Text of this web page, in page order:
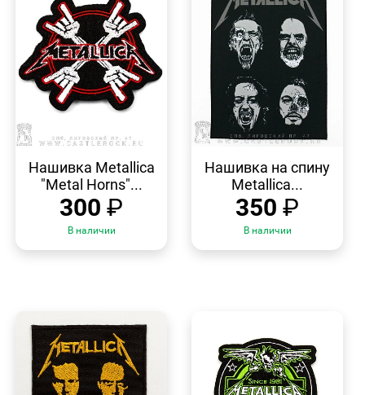
ПРОСМОТР
Нашивка Metallica
"Metal Horns"...
300 ₽
В наличии
Нашивка на спину
Metallica...
350 ₽
В наличии